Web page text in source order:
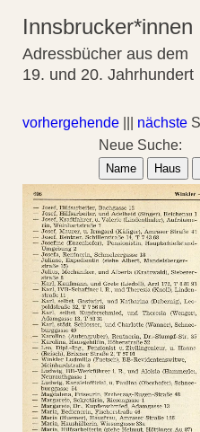
Innsbrucker*innen
Adressbücher aus dem
19. und 20. Jahrhundert
vorhergehende nächste
Neue Suche:
Name Haus